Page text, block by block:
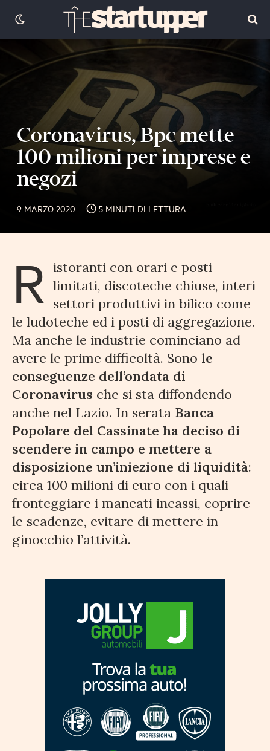
Coronavirus, Bpc mette
100 milioni per imprese e
negozi
9 MARZO 2020 5 MINUTI DI LETTURA
R
istoranti con orari e posti
limitati, discoteche chiuse, interi
settori produttivi in bilico come
le ludoteche ed i posti di aggregazione.
Ma anche le industrie cominciano ad
avere le prime difficoltà. Sono le
conseguenze dell’ondata di
Coronavirus che si sta diffondendo
anche nel Lazio. In serata Banca
Popolare del Cassinate ha deciso di
scendere in campo e mettere a
disposizione un’iniezione di liquidità:
circa 100 milioni di euro con i quali
fronteggiare i mancati incassi, coprire
le scadenze, evitare di mettere in
ginocchio l’attività.